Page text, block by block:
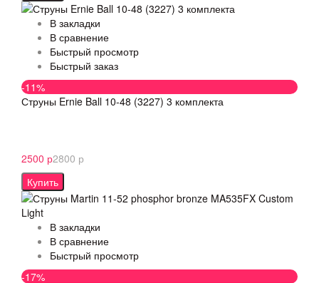
В закладки
В сравнение
Быстрый просмотр
Быстрый заказ
-11%
Струны Ernie Ball 10-48 (3227) 3 комплекта
2500 р2800 р
Купить
В закладки
В сравнение
Быстрый просмотр
-17%